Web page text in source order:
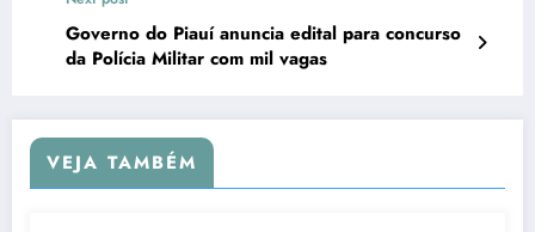
Governo do Piauí anuncia edital para concurso
da Polícia Militar com mil vagas
VEJA TAMBÉM